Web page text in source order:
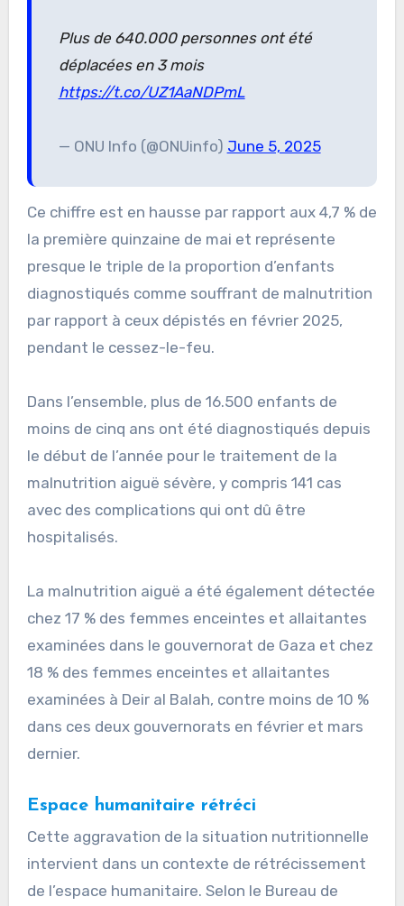
Plus de 640.000 personnes ont été
déplacées en 3 mois
https://t.co/UZ1AaNDPmL
— ONU Info (@ONUinfo) June 5, 2025
Ce chiffre est en hausse par rapport aux 4,7 % de
la première quinzaine de mai et représente
presque le triple de la proportion d’enfants
diagnostiqués comme souffrant de malnutrition
par rapport à ceux dépistés en février 2025,
pendant le cessez-le-feu.
Dans l’ensemble, plus de 16.500 enfants de
moins de cinq ans ont été diagnostiqués depuis
le début de l’année pour le traitement de la
malnutrition aiguë sévère, y compris 141 cas
avec des complications qui ont dû être
hospitalisés.
La malnutrition aiguë a été également détectée
chez 17 % des femmes enceintes et allaitantes
examinées dans le gouvernorat de Gaza et chez
18 % des femmes enceintes et allaitantes
examinées à Deir al Balah, contre moins de 10 %
dans ces deux gouvernorats en février et mars
dernier.
Espace humanitaire rétréci
Cette aggravation de la situation nutritionnelle
intervient dans un contexte de rétrécissement
de l’espace humanitaire. Selon le Bureau de